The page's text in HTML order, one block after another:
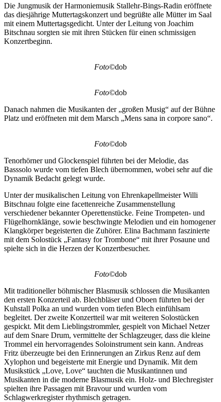
Die Jungmusik der Harmoniemusik Stallehr-Bings-Radin eröffnete
das diesjährige Muttertagskonzert und begrüßte alle Mütter im Saal
mit einem Muttertagsgedicht. Unter der Leitung von Joachim
Bitschnau sorgten sie mit ihren Stücken für einen schmissigen
Konzertbeginn.
Foto©dob
Foto©dob
Danach nahmen die Musikanten der „großen Musig“ auf der Bühne
Platz und eröffneten mit dem Marsch „Mens sana in corpore sano“.
Foto©dob
Tenorhörner und Glockenspiel führten bei der Melodie, das
Basssolo wurde vom tiefen Blech übernommen, wobei sehr auf die
Dynamik Bedacht gelegt wurde.
Unter der musikalischen Leitung von Ehrenkapellmeister Willi
Bitschnau folgte eine facettenreiche Zusammenstellung
verschiedener bekannter Operettenstücke. Feine Trompeten- und
Flügelhornklänge, sowie beschwingte Melodien und ein homogener
Klangkörper begeisterten die Zuhörer. Elina Bachmann faszinierte
mit dem Solostück „Fantasy for Trombone“ mit ihrer Posaune und
spielte sich in die Herzen der Konzertbesucher.
Foto©dob
Mit traditioneller böhmischer Blasmusik schlossen die Musikanten
den ersten Konzerteil ab. Blechbläser und Oboen führten bei der
Kuhstall Polka an und wurden vom tiefen Blech einfühlsam
begleitet. Der zweite Konzertteil war mit weiteren Solostücken
gespickt. Mit dem Lieblingstrommler, gespielt von Michael Netzer
auf dem Snare Drum, vermittelte der Schlagzeuger, dass die kleine
Trommel ein hervorragendes Soloinstrument sein kann. Andreas
Fritz überzeugte bei den Erinnerungen an Zirkus Renz auf dem
Xylophon und begeisterte mit Energie und Dynamik. Mit dem
Musikstück „Love, Love“ tauchten die Musikantinnen und
Musikanten in die moderne Blasmusik ein. Holz- und Blechregister
spielten ihre Passagen mit Bravour und wurden vom
Schlagwerkregister rhythmisch getragen.